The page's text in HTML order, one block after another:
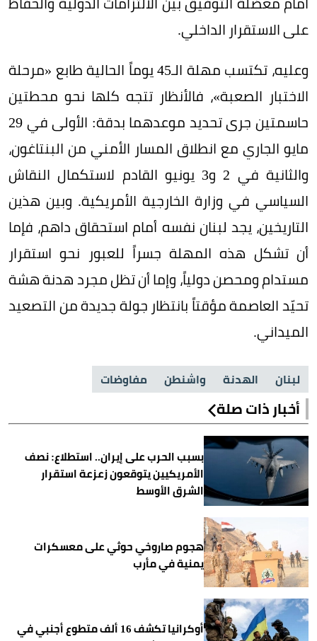
على الاستقرار الداخلي.
وعليه، تكتسب مهلة الـ45 يوماً الحالية طابع «مرحلة
الاختبار الصعبة»، فالأنظار تتجه كلها نحو محطتين
حاسمتين جرى تحديد موعدهما بدقة: الأولى في 29
مايو الجاري مع انطلاق المسار الأمني من البنتاغون،
والثانية في 2 و3 يونيو القادم لاستكمال النقاش
السياسي في وزارة الخارجية الأمريكية. وبين هذين
التاريخين، يجد لبنان نفسه أمام استحقاق داهم، فإما
أن تشكل هذه المهلة جسراً للعبور نحو استقرار
مستدام ومحصن دولياً، وإما أن تظل مجرد هدنة هشة
تحيّد العاصمة مؤقتاً بانتظار جولة جديدة من التصعيد
الميداني.
لبنان الهدنة واشنطن مفاوضات
أخبار ذات صلة
بسبب الحرب على إيران.. استطلاع: نصف
الأمريكيين يتوقعون زعزعة استقرار
الشرق الأوسط
هجوم صاروخي حوثي على معسكرات
يمنية في مأرب
أوكرانيا تكشف 16 ألف متطوع أجنبي في